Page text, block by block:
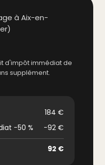
à Aix-en-
d'impôt immédiat de
supplément.
184 €
−50 %
−92 €
92 €